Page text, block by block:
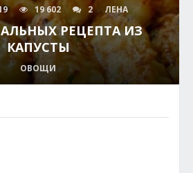
19 602 2 ЛЕНА
РЕЦЕПТА ИЗ
КАПУСТЫ
ОВОЩИ